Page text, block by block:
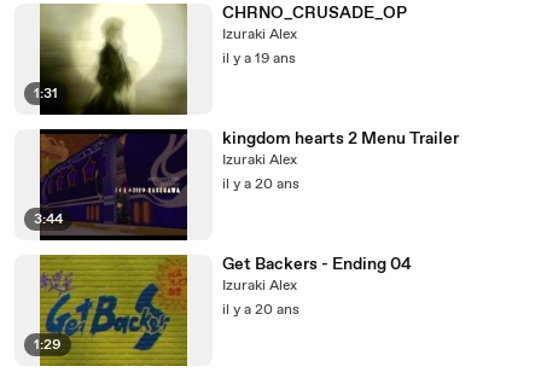
1:31
CHRNO_CRUSADE_OP
Izuraki Alex
il y a 19 ans
3:44
kingdom hearts 2 Menu Trailer
Izuraki Alex
il y a 20 ans
1:29
Get Backers - Ending 04
Izuraki Alex
il y a 20 ans